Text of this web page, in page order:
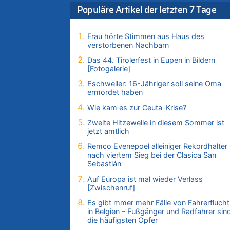
Mehrere Menschen in Londons City
06.08.2026 - 21:19 von Ach zu
Zweite Hitzewelle in diesem Sommer ist
amtlich
06.08.2026 - 21:16 von michlaustderaffe zu
Zweite Hitzewelle in diesem Sommer ist
amtlich
06.08.2026 - 21:14 von Ach zu
Pferdesports – Belgien setzt bei Reit-WM
starke Springreiter
06.08.2026 - 20:43 von 5/11 zu
Wasserstand des Rheins in NRW so niedrig
wie noch nie
06.08.2026 - 20:35 von Wolfgang2 zu
Zurück an den Rhein: Hendrich wechselt
zum 1. FC Köln
06.08.2026 - 20:16 von Panda46 zu
Populäre Artikel der letzten 7 Tage
Frau hörte Stimmen aus Haus des
verstorbenen Nachbarn
Das 44. Tirolerfest in Eupen in Bildern
[Fotogalerie]
Eschweiler: 16-Jähriger soll seine Oma
ermordet haben
Wie kam es zur Ceuta-Krise?
Zweite Hitzewelle in diesem Sommer ist
jetzt amtlich
Remco Evenepoel alleiniger Rekordhalter
nach viertem Sieg bei der Clasica San
Sebastián
Auf Europa ist mal wieder Verlass
[Zwischenruf]
Es gibt mmer mehr Fälle von Fahrerflucht
in Belgien – Fußgänger und Radfahrer
die häufigsten Opfer